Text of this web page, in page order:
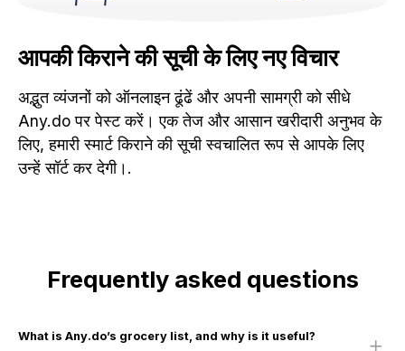
आपकी किराने की सूची के लिए नए विचार
अद्भुत व्यंजनों को ऑनलाइन ढूंढें और अपनी सामग्री को सीधे
Any.do पर पेस्ट करें। एक तेज और आसान खरीदारी अनुभव के
लिए, हमारी स्मार्ट किराने की सूची स्वचालित रूप से आपके लिए
उन्हें सॉर्ट कर देगी।.
Frequently asked questions
What is Any.do’s grocery list, and why is it useful?